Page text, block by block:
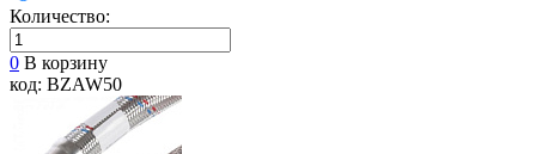
Количество:
0 В корзину
код: BZAW50